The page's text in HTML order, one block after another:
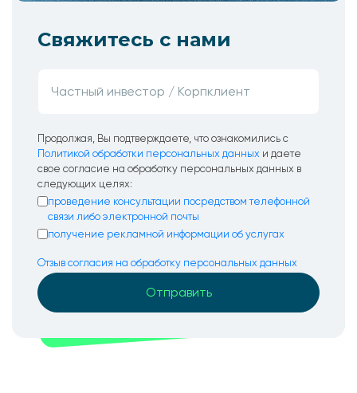
Свяжитесь с нами
Продолжая, Вы подтверждаете, что ознакомились с
Политикой обработки персональных данных и даете
свое согласие на обработку персональных данных в
следующих целях:
проведение консультации посредством телефонной
связи либо электронной почты
получение рекламной информации об услугах
Отзыв согласия на обработку персональных данных